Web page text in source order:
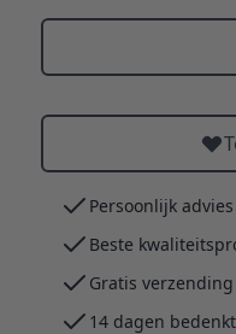
Persoonlijk advies
Beste
Gratis
14 dagen